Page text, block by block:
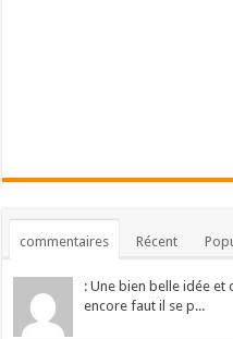
commentaires Récent
: Une bien belle idée
encore faut il se p...